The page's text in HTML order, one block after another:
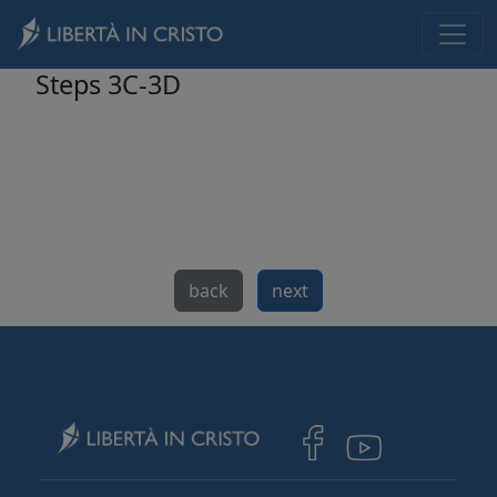
Skip to main content
Steps 3C-3D
back next
ImageImage